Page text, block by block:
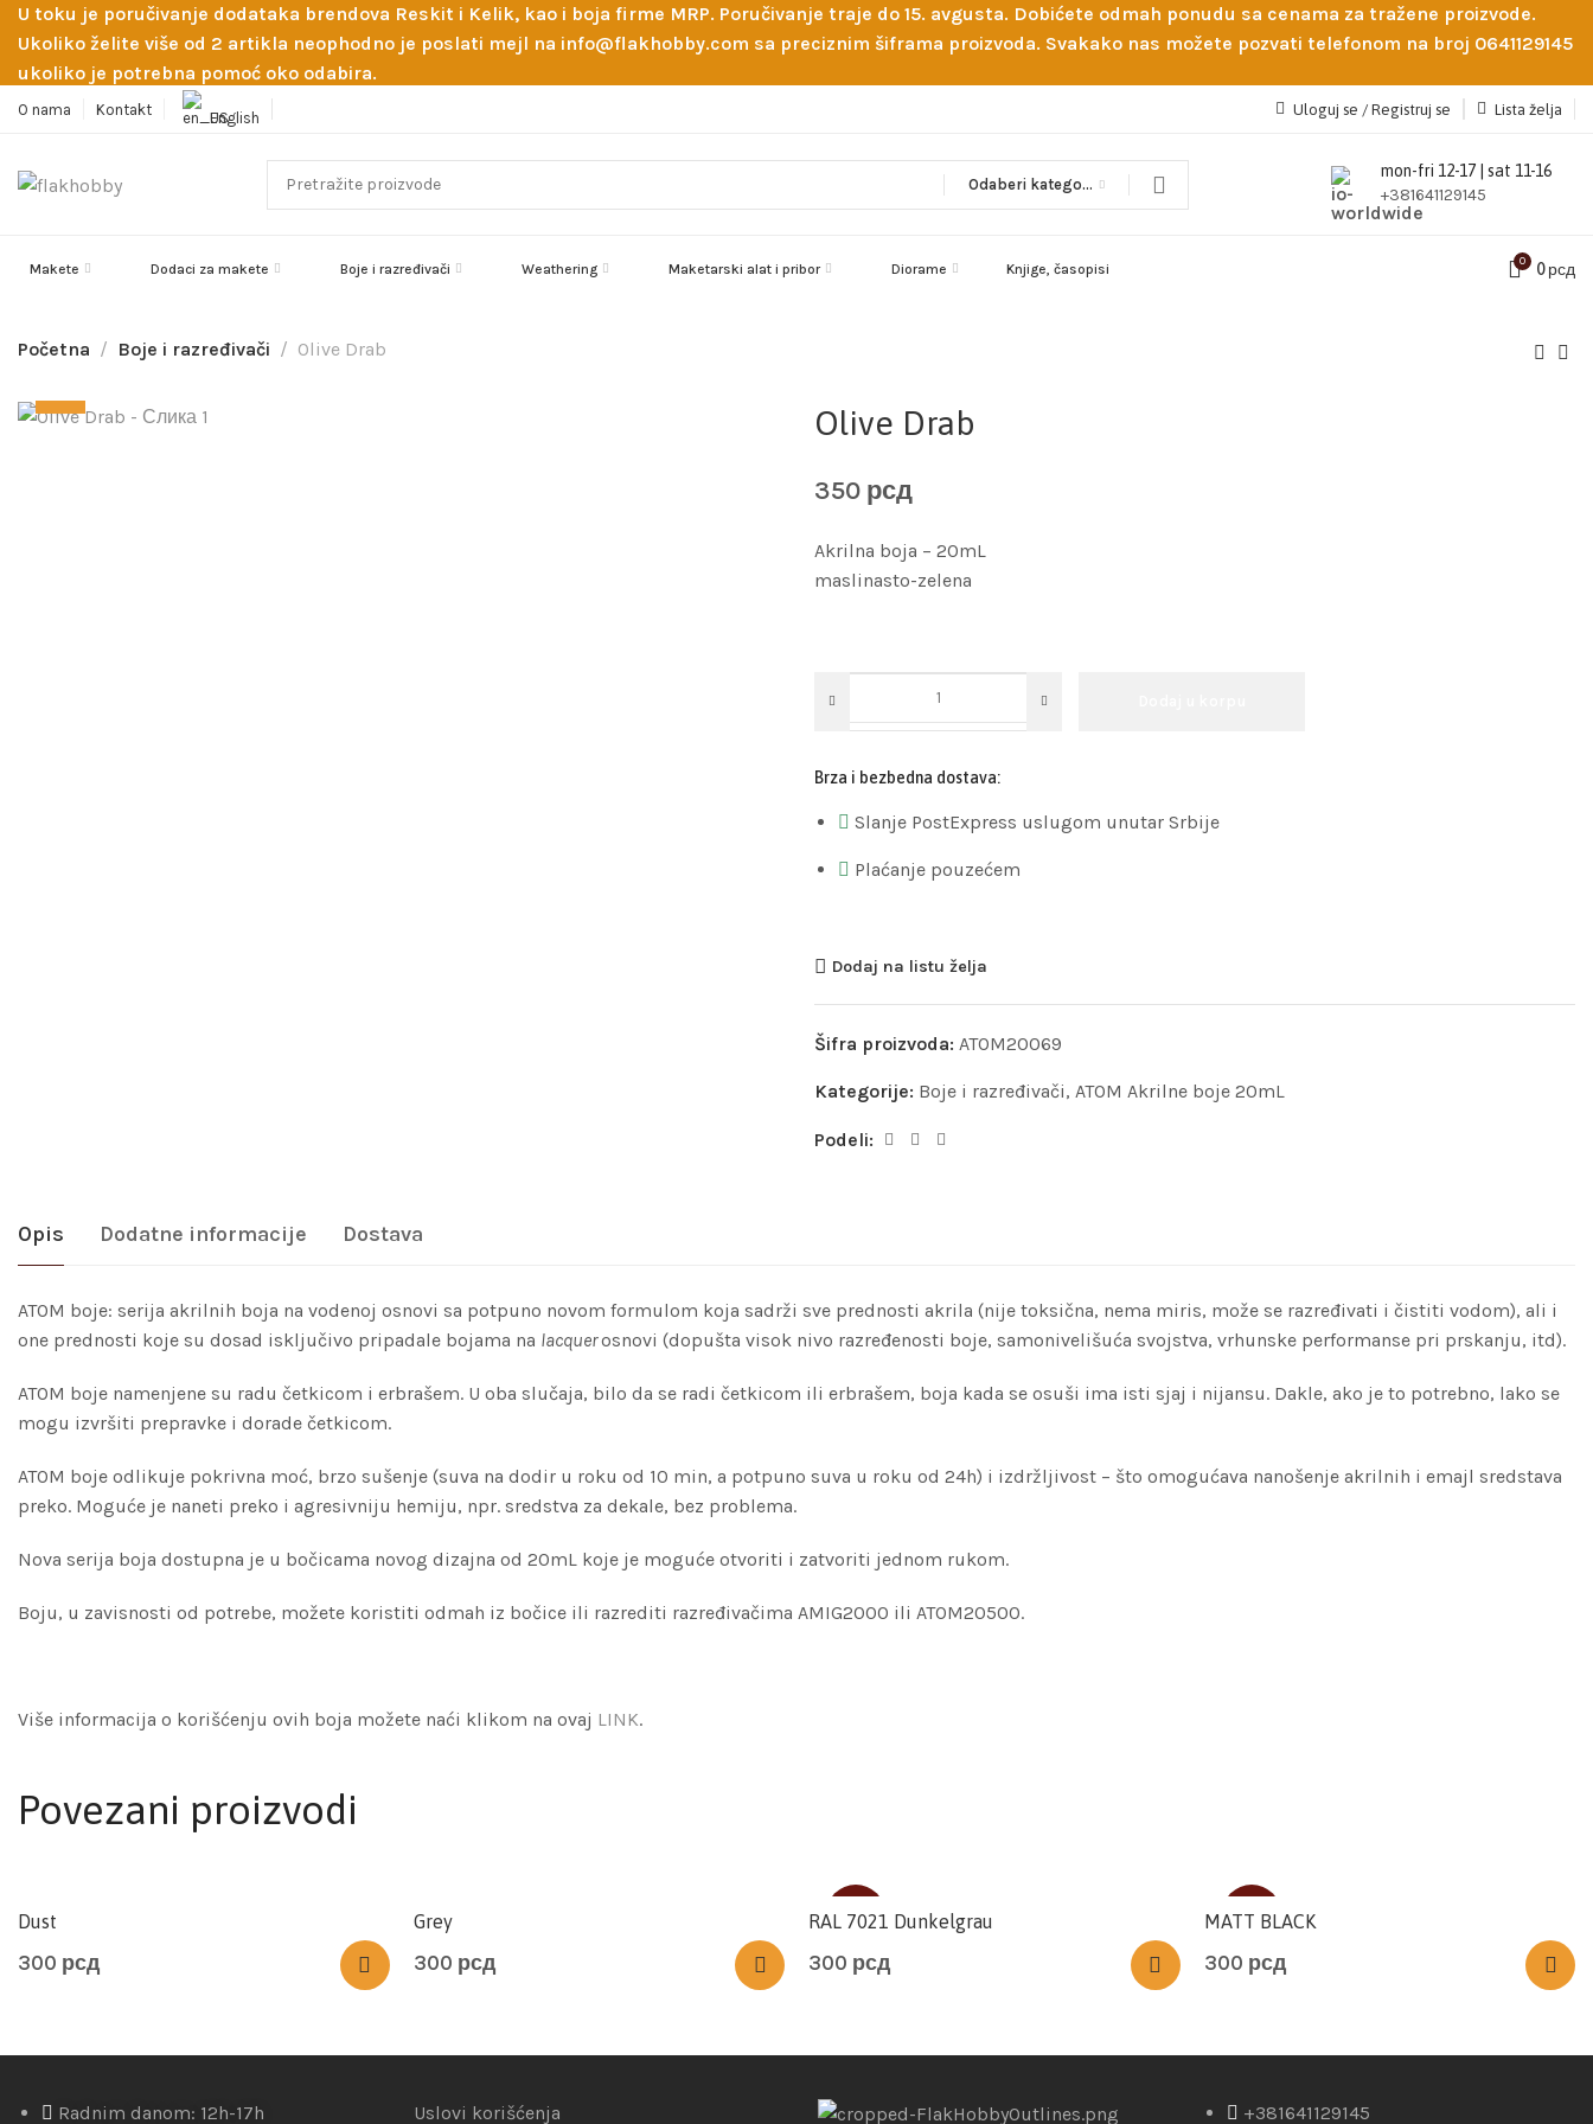
U toku je poručivanje dodataka brendova Reskit i Kelik, kao i boja firme MRP. Poručivanje traje do 15. avgusta. Dobićete odmah ponudu sa cenama za tražene proizvode.
Ukoliko želite više od 2 artikla neophodno je poslati mejl na info@flakhobby.com sa preciznim šiframa proizvoda. Svakako nas možete pozvati telefonom na broj 0641129145
ukoliko je potrebna pomoć oko odabira.
O nama Kontakt English Uloguj se / Registruj se Lista želja
Odaberi kategoriju
mon-fri 12-17 | sat 11-16
+381641129145
Makete Dodaci za makete Boje i razređivači Weathering Maketarski alat i pribor Diorame Knjige, časopisi 0 0рсд
Početna Boje i razređivači Olive Drab
Olive Drab
350 рсд
Akrilna boja – 20mL
maslinasto-zelena
Brza i bezbedna dostava:
Slanje PostExpress uslugom unutar Srbije
Plaćanje pouzećem
Dodaj na listu želja
Šifra proizvoda: ATOM20069
Kategorije: Boje i razređivači, ATOM Akrilne boje 20mL
Podeli:
Opis Dodatne informacije Dostava
ATOM boje: serija akrilnih boja na vodenoj osnovi sa potpuno novom formulom koja sadrži sve prednosti akrila (nije toksična, nema miris, može se razređivati i čistiti vodom), ali i
one prednosti koje su dosad isključivo pripadale bojama na lacquerosnovi (dopušta visok nivo razređenosti boje, samonivelišuća svojstva, vrhunske performanse pri prskanju, itd).
ATOM boje namenjene su radu četkicom i erbrašem. U oba slučaja, bilo da se radi četkicom ili erbrašem, boja kada se osuši ima isti sjaj i nijansu. Dakle, ako je to potrebno, lako se
mogu izvršiti prepravke i dorade četkicom.
ATOM boje odlikuje pokrivna moć, brzo sušenje (suva na dodir u roku od 10 min, a potpuno suva u roku od 24h) i izdržljivost – što omogućava nanošenje akrilnih i emajl sredstava
preko. Moguće je naneti preko i agresivniju hemiju, npr. sredstva za dekale, bez problema.
Nova serija boja dostupna je u bočicama novog dizajna od 20mL koje je moguće otvoriti i zatvoriti jednom rukom.
Boju, u zavisnosti od potrebe, možete koristiti odmah iz bočice ili razrediti razređivačima AMIG2000 ili ATOM20500.
Više informacija o korišćenju ovih boja možete naći klikom na ovaj LINK.
Povezani proizvodi
Dust
300 рсд
Grey
300 рсд
SOLD
RAL 7021 Dunkelgrau
300 рсд
SOLD
MATT BLACK
300 рсд
Radnim danom: 12h-17h Uslovi korišćenja +381641129145